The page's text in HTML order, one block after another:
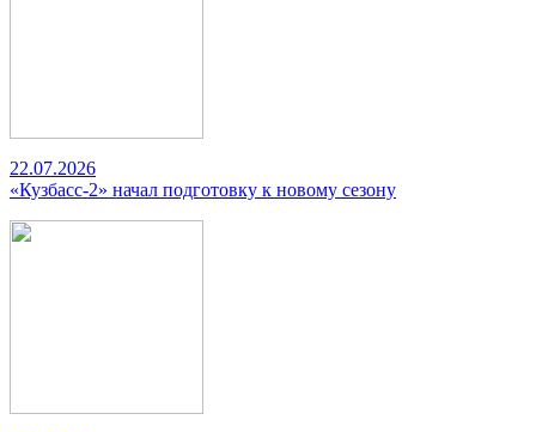
22.07.2026
«Кузбасс-2» начал подготовку к новому сезону